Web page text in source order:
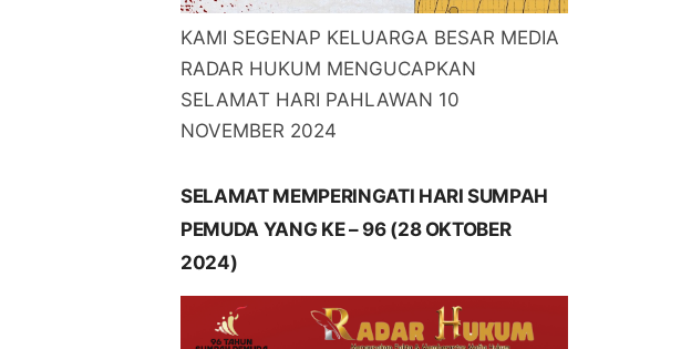
KAMI SEGENAP KELUARGA BESAR MEDIA
RADAR HUKUM MENGUCAPKAN
SELAMAT HARI PAHLAWAN 10
NOVEMBER 2024
SELAMAT MEMPERINGATI HARI SUMPAH
PEMUDA YANG KE – 96 (28 OKTOBER
2024)